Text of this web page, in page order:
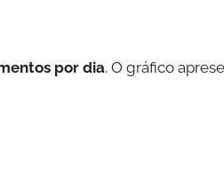
por dia. O gráfico